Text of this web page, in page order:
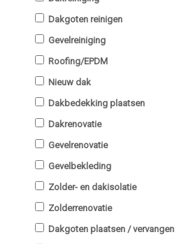
Dakgoten reinigen
Gevelreiniging
Roofing/EPDM
Nieuw dak
Dakbedekking plaatsen
Dakrenovatie
Gevelrenovatie
Gevelbekleding
Zolder- en dakisolatie
Zolderrenovatie
Dakgoten plaatsen / vervangen